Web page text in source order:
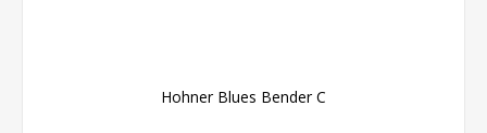
Hohner Blues Bender C